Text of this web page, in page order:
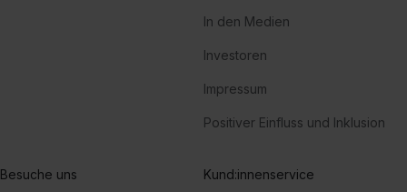
In den Medien
Investoren
Impressum
Positiver Einfluss und Inklusion
Besuche uns Kund:innenservice